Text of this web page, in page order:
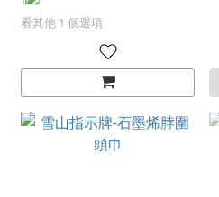
看其他 1 個選項